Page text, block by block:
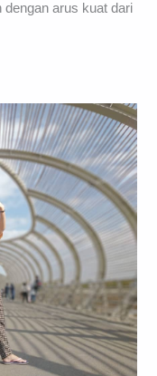
dengan arus kuat dari